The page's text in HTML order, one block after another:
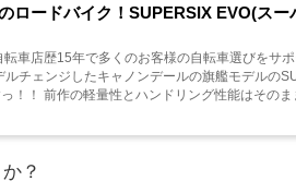
ロードバイク！SUPERSIX EVO(ス
転車店歴15年で多くのお客様の自転車選びをサ
チェンジしたキャノンデールの旗艦モデルの
！！ 前作の軽量性とハンドリング性能はそのま
？